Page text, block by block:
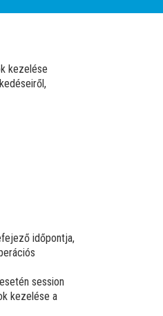
kezelése
időpontja,
session
kezelése a